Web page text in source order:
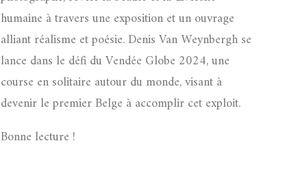
humaine à travers une exposition et un ouvrage
alliant réalisme et poésie. Denis Van Weynbergh se
lance dans le défi du Vendée Globe 2024, une
course en solitaire autour du monde, visant à
devenir le premier Belge à accomplir cet exploit.
Bonne lecture !